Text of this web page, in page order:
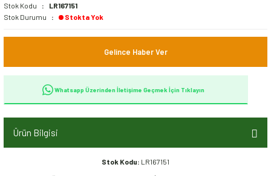
Stok Kodu
LR167151
Stok Durumu
Stokta Yok
Gelince Haber Ver
Whatsapp Üzerinden İletişime Geçmek İçin Tıklayın
Ürün Bilgisi
Stok Kodu: LR167151